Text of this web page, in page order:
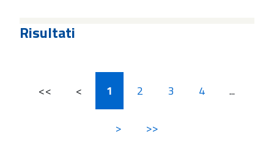
Risultati
<< < 1 2 3 4 ...
> >>